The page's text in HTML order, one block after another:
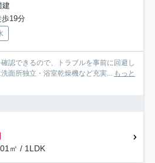
建
19分
認できるので、トラブルを事前に回避し
面所独立・浴室乾燥機など充実... もっと
㎡ / 1LDK